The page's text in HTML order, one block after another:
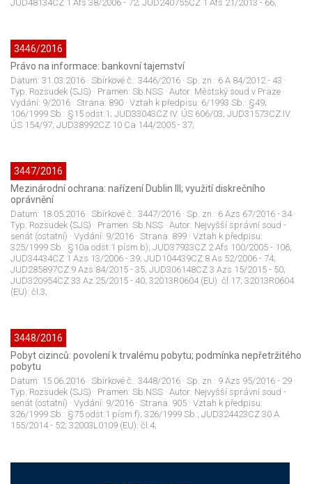
JUD48134CZ 1 Afs 38/2006 - 72; JUD240755CZ 1 Afs 21/2013 - 66;
3446/2016
Právo na informace: bankovní tajemství
Datum: 31.03.2016 · Sbírkové č.: 3446/2016 · Sp. zn.: 6 A 84/2012 - 43 ·
Typ: Rozsudek (SJS) · Pramen: Sb.NSS · Autor: Městský soud v Praze ·
Vydání: 9/2016 · Strana: 890 · Vztah k předpisu: 6/1993 Sb.: §49;
106/1999 Sb.: §15 odst.1; JUD33043CZ IV. ÚS 606/03; JUD31573CZ IV.
ÚS 154/97; JUD38992CZ 10 Ca 144/2005 - 37;
3447/2016
Mezinárodní ochrana: nařízení Dublin III; využití diskrečního
oprávnění
Datum: 18.05.2016 · Sbírkové č.: 3447/2016 · Sp. zn.: 6 Azs 67/2016 - 34·
Typ: Rozsudek (SJS) · Pramen: Sb.NSS · Autor: Nejvyšší správní soud -
senát (ostatní) · Vydání: 9/2016 · Strana: 899 · Vztah k předpisu:
325/1999 Sb.: §10a odst.1 písm.b); JUD37933CZ 2 Afs 100/2005 - 106;
JUD34434CZ 1 Azs 13/2006 - 39; JUD104439CZ 8 As 52/2006 - 74;
JUD285897CZ 9 Azs 84/2015 - 35; JUD306148CZ 3 Azs 15/2015 - 50;
JUD320954CZ 33 Az 25/2015 - 40; 32013R0604 (EU): čl.17; 32013R0604
(EU): čl.3;
3448/2016
Pobyt cizinců: povolení k trvalému pobytu; podmínka nepřetržitého
pobytu
Datum: 15.06.2016 · Sbírkové č.: 3448/2016 · Sp. zn.: 9 Azs 95/2016 - 29 ·
Typ: Rozsudek (SJS) · Pramen: Sb.NSS · Autor: Nejvyšší správní soud -
senát (ostatní) · Vydání: 9/2016 · Strana: 905 · Vztah k předpisu:
326/1999 Sb.: §75 odst.1 písm.f); 326/1999 Sb.; JUD324423CZ 30 A
155/2014 - 52; 32003L0109 (EU): čl.4;